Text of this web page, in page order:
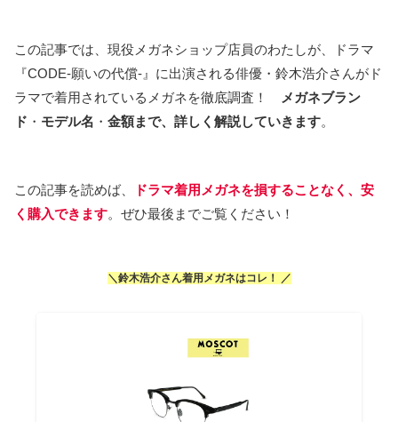
この記事では、現役メガネショップ店員のわたしが、ドラマ
『CODE-願いの代償-』に出演される俳優・鈴木浩介さんがド
ラマで着用されているメガネを徹底調査！
メガネブラン
ド ・ モデル名 ・ 金額まで、詳しく解説していきます。
この記事を読めば、
ドラマ着用メガネを損することなく、安
く購入できます。ぜひ最後までご覧ください！
＼鈴木浩介さ ん着用 メガネはコレ ！ ／